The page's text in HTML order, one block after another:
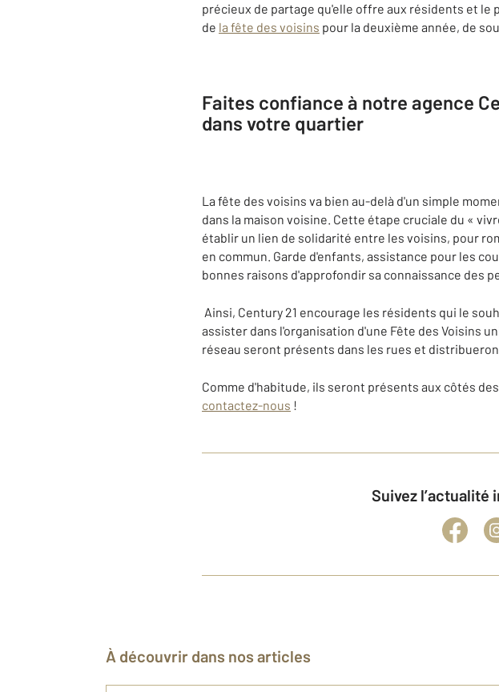
précieux de partage qu'elle offre aux résidents et le
de la fête des voisins pour la deuxième année, de
Faites confiance à notre agence
dans votre quartier
La fête des voisins va bien au-delà d'un simple
dans la maison voisine. Cette étape cruciale du «
établir un lien de solidarité entre les voisins, pour
en commun. Garde d'enfants, assistance pour les
bonnes raisons d'approfondir sa connaissance des
Ainsi, Century 21 encourage les résidents qui le
assister dans l'organisation d'une Fête des Voisins
réseau seront présents dans les rues et
Comme d'habitude, ils seront présents aux côtés
contactez-nous !
Suivez
À découvrir dans nos articles